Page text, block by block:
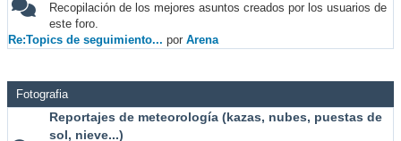
Recopilación de los mejores asuntos creados por los usuarios de
este foro.
Re:Topics de seguimiento... por Arena
Fotografia
Reportajes de meteorología (kazas, nubes, puestas de
sol, nieve...)